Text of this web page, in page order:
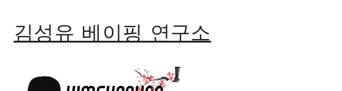
김성유 베이핑 연구소